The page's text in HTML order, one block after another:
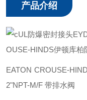
产品介绍
OUSE-HINDS伊顿库柏
EATON CROUSE-
2"NPT-M/F 带排水阀